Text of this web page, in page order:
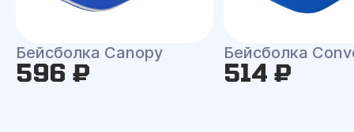
Бейсболка Canopy
596 ₽
Бейсболка
514 ₽